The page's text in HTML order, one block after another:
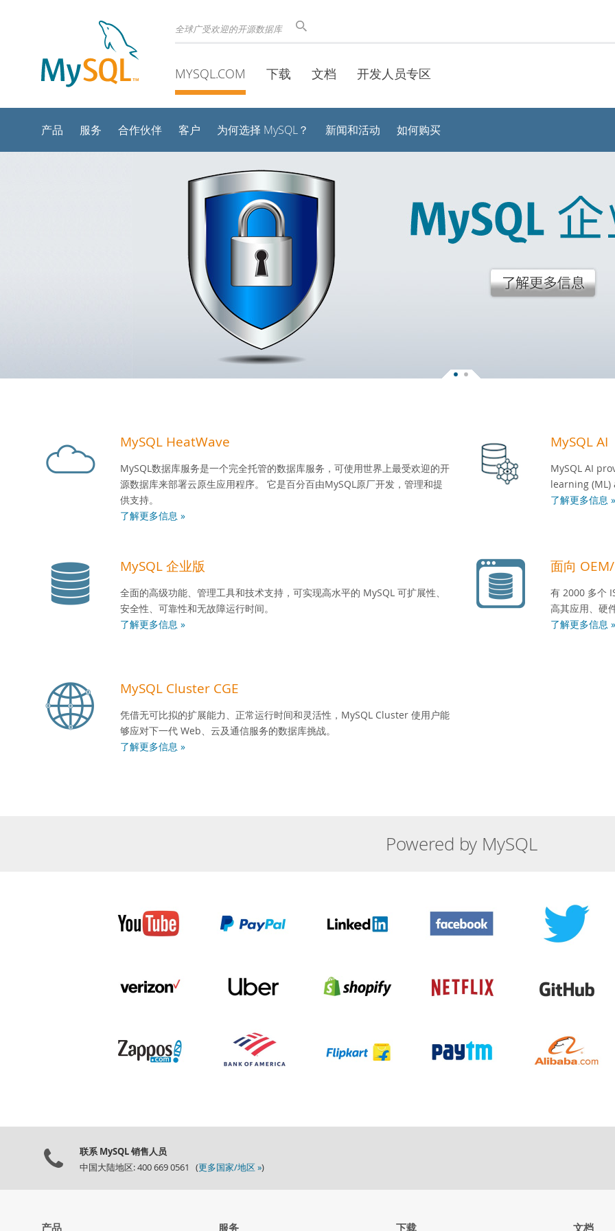
全球广受欢迎的开源数据库
MYSQL.COM 下载 文档 开发人员专区
产品 服务 合作伙伴 客户 为何选择 MySQL？ 新闻和活动 如何购买
MySQL HeatWave
MySQL数据库服务是一个完全托管的数据库服务，可使用世界上最受欢迎的开
源数据库来部署云原生应用程序。 它是百分百由MySQL原厂开发，管理和提
供支持。
了解更多信息 »
MySQL AI
MySQL AI
learning
了解更多信息 »
MySQL 企业版
全面的高级功能、管理工具和技术支持，可实现高水平的 MySQL 可扩展性、
安全性、可靠性和无故障运行时间。
了解更多信息 »
面向
有 2000 多个
高其应用、硬
了解更多信息 »
MySQL Cluster CGE
凭借无可比拟的扩展能力、正常运行时间和灵活性，MySQL Cluster 使用户能
够应对下一代 Web、云及通信服务的数据库挑战。
了解更多信息 »
Powered by MySQL
联系 MySQL 销售人员
中国大陆地区: 400 669 0561 (更多国家/地区 »)
产品 服务 下载 文档